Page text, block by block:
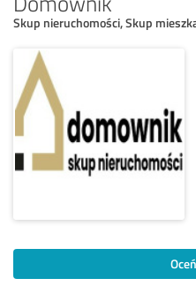
Skup nieruchomości, Skup